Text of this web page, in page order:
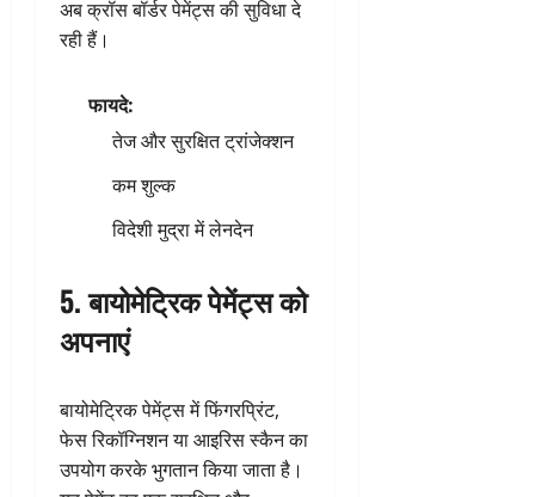
अब क्रॉस बॉर्डर पेमेंट्स की सुविधा दे
रही हैं।
फायदे:
तेज और सुरक्षित ट्रांजेक्शन
कम शुल्क
विदेशी मुद्रा में लेनदेन
5.बायोमेट्रिक पेमेंट्स को
अपनाएं
बायोमेट्रिक पेमेंट्स में फिंगरप्रिंट,
फेस रिकॉग्निशन या आइरिस स्कैन का
उपयोग करके भुगतान किया जाता है।